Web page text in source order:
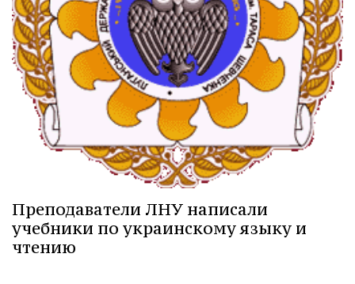
Преподаватели ЛНУ написали
учебники по украинскому языку и
чтению